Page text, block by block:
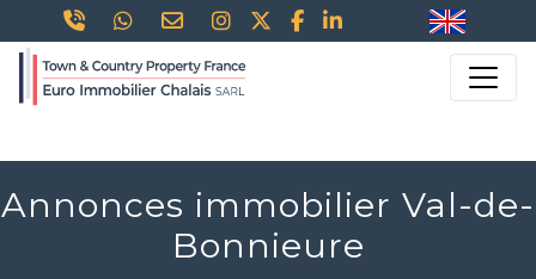
Annonces immobilier Val-de-
Bonnieure